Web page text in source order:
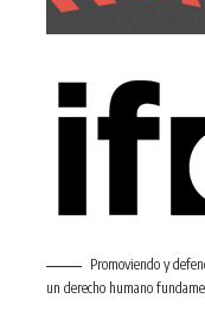
Promoviendo y
un derecho humano